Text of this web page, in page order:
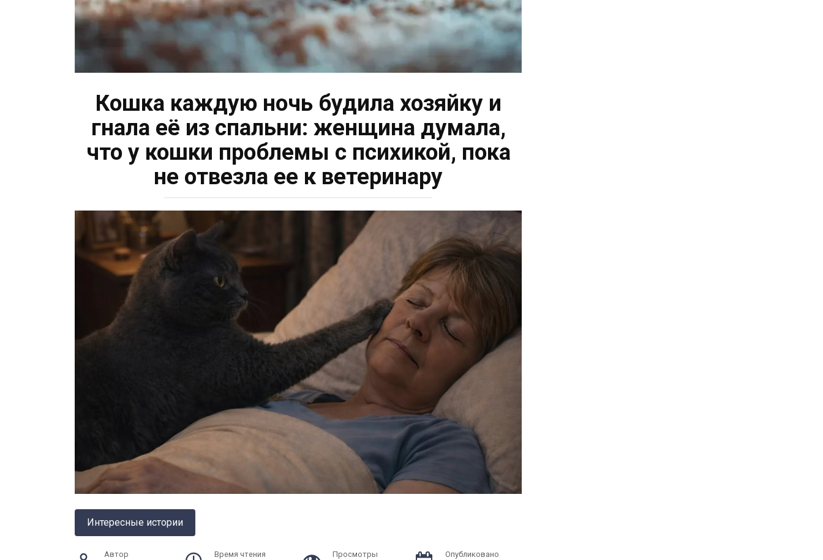
Кошка каждую ночь будила хозяйку и
гнала её из спальни: женщина думала,
что у кошки проблемы с психикой, пока
не отвезла ее к ветеринару
Интересные истории
Автор Время чтения Просмотры Опубликовано